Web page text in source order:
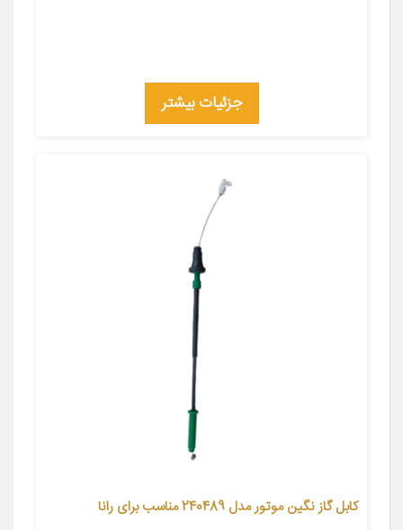
جزئیات بیشتر
کابل گاز نگین موتور مدل 240489 مناسب برای رانا